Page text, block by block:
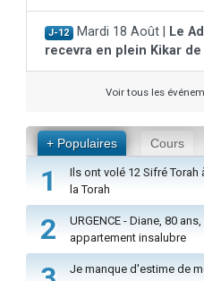
J-12 Mardi 18 Août |
Le
recevra en plein Kikar de
Voir tous les
+ Populaires Cours
1
Ils ont volé 12 Sifré
la Torah
2
URGENCE - Diane, 80
appartement insalubre
Je manque d'estime de